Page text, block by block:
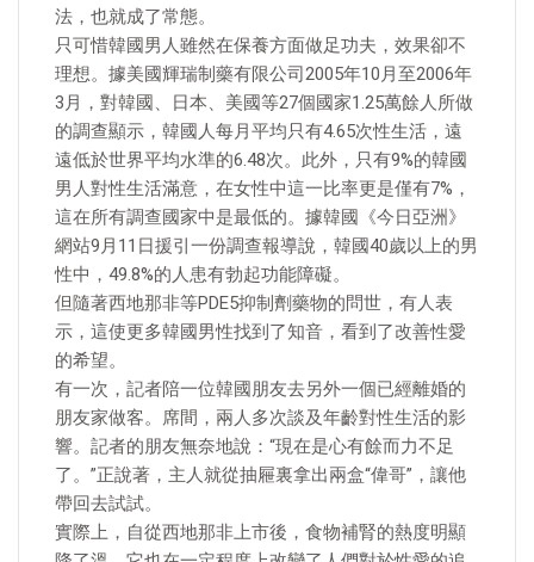
法，也就成了常態。
只可惜韓國男人雖然在保養方面做足功夫，效果卻不
理想。據美國輝瑞制藥有限公司2005年10月至2006年
3月，對韓國、日本、美國等27個國家1.25萬餘人所做
的調查顯示，韓國人每月平均只有4.65次性生活，遠
遠低於世界平均水準的6.48次。此外，只有9%的韓國
男人對性生活滿意，在女性中這一比率更是僅有7%，
這在所有調查國家中是最低的。據韓國《今日亞洲》
網站9月11日援引一份調查報導說，韓國40歲以上的男
性中，49.8%的人患有勃起功能障礙。
但隨著西地那非等PDE5抑制劑藥物的問世，有人表
示，這使更多韓國男性找到了知音，看到了改善性愛
的希望。
有一次，記者陪一位韓國朋友去另外一個已經離婚的
朋友家做客。席間，兩人多次談及年齡對性生活的影
響。記者的朋友無奈地說：“現在是心有餘而力不足
了。”正說著，主人就從抽屜裏拿出兩盒“偉哥”，讓他
帶回去試試。
實際上，自從西地那非上市後，食物補腎的熱度明顯